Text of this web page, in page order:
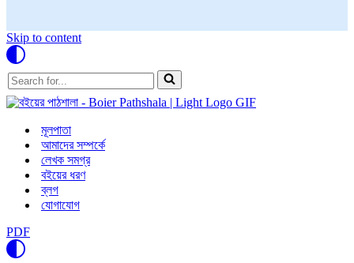
Skip to content
Search
for...
মূলপাতা
আমাদের সম্পর্কে
লেখক সমগ্র
বইয়ের ধরণ
ব্লগ
যোগাযোগ
PDF